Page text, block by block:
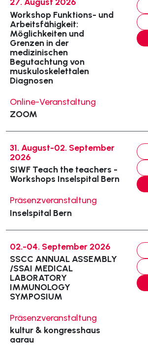
Workshop Funktions- und
Arbeitsfähigkeit:
Möglichkeiten und
Grenzen in der
medizinischen
Begutachtung von
muskuloskelettalen
Diagnosen
Online-Veranstaltung
ZOOM
31. August-02. September
2026
SIWF Teach the teachers -
Workshops Inselspital Bern
Präsenzveranstaltung
Inselspital Bern
02.-04. September 2026
SSCC ANNUAL ASSEMBLY
/SSAI MEDICAL
LABORATORY
IMMUNOLOGY
SYMPOSIUM
Präsenzveranstaltung
kultur & kongresshaus
aarau